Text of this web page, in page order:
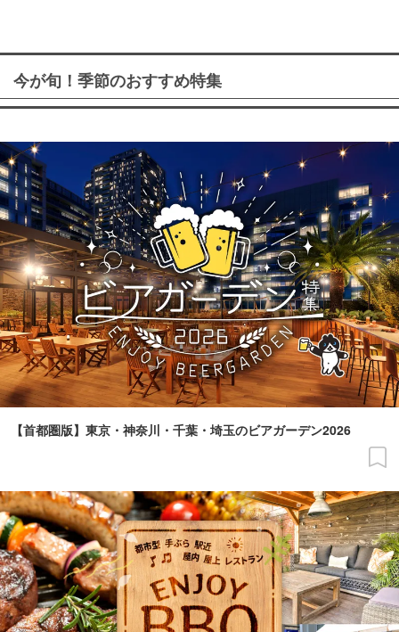
今が旬！季節のおすすめ特集
【首都圏版】東京・神奈川・千葉・埼玉のビアガーデン2026